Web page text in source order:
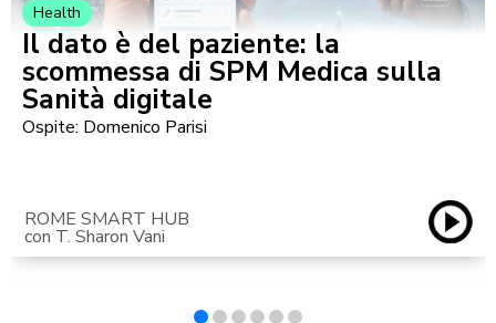
Health
Il dato è del paziente: la
scommessa di SPM Medica sulla
Sanità digitale
Ospite: Domenico Parisi
ROME SMART HUB
con T. Sharon Vani